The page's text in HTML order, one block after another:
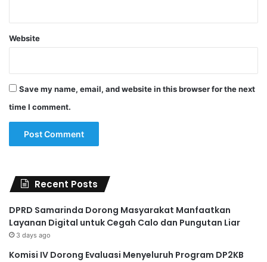
Website
Save my name, email, and website in this browser for the next
time I comment.
Recent Posts
DPRD Samarinda Dorong Masyarakat Manfaatkan
Layanan Digital untuk Cegah Calo dan Pungutan Liar
3 days ago
Komisi IV Dorong Evaluasi Menyeluruh Program DP2KB